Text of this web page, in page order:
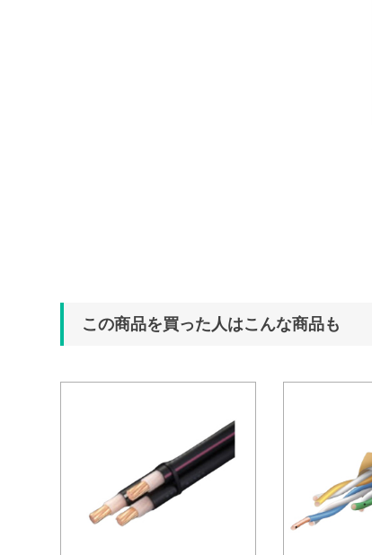
この商品を買った人はこんな商品も